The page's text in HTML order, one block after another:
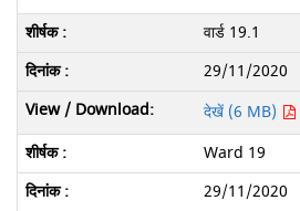
वार्ड 19.1
29/11/2020
देखें (6 MB)
Ward 19
29/11/2020